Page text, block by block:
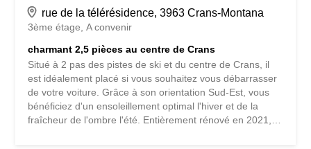
rue de la télérésidence, 3963 Crans-Montana
3ème étage A convenir
charmant 2,5 pièces au centre de Crans
Situé à 2 pas des pistes de ski et du centre de Crans, il
est idéalement placé si vous souhaitez vous débarrasser
de votre voiture. Grâce à son orientation Sud-Est, vous
bénéficiez d'un ensoleillement optimal l'hiver et de la
fraîcheur de l'ombre l'été. Entièrement rénové en 2021, il